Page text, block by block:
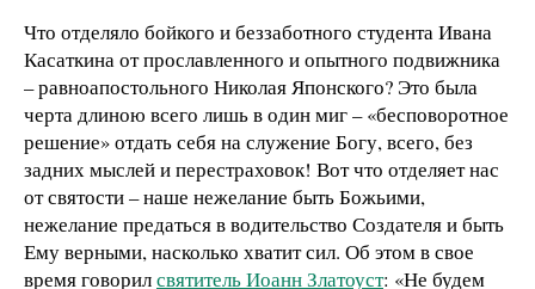
Что отделяло бойкого и беззаботного студента Ивана
Касаткина от прославленного и опытного подвижника
– равноапостольного Николая Японского? Это была
черта длиною всего лишь в один миг – «бесповоротное
решение» отдать себя на служение Богу, всего, без
задних мыслей и перестраховок! Вот что отделяет нас
от святости – наше нежелание быть Божьими,
нежелание предаться в водительство Создателя и быть
Ему верными, насколько хватит сил. Об этом в свое
время говорилсвятитель Иоанн Златоуст: «Не будем